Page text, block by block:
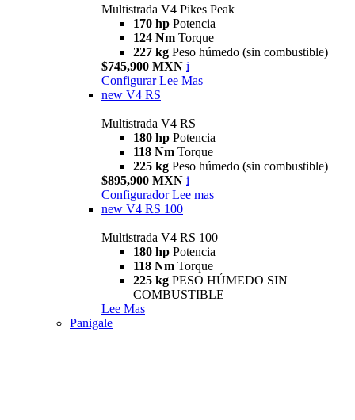
Multistrada V4 Pikes Peak
170 hp Potencia
124 Nm Torque
227 kg Peso húmedo (sin combustible)
$745,900 MXN i
Configurar Lee Mas
new V4 RS
Multistrada V4 RS
180 hp Potencia
118 Nm Torque
225 kg Peso húmedo (sin combustible)
$895,900 MXN i
Configurador Lee mas
new V4 RS 100
Multistrada V4 RS 100
180 hp Potencia
118 Nm Torque
225 kg PESO HÚMEDO SIN
COMBUSTIBLE
Lee Mas
Panigale